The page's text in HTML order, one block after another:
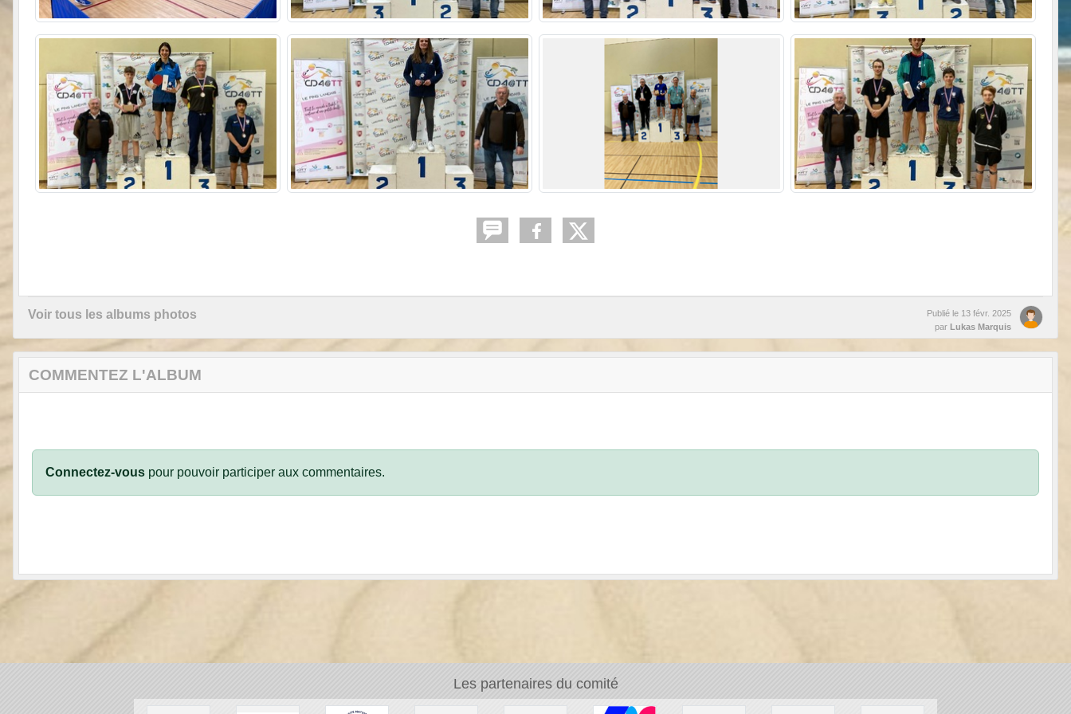
Voir tous les albums photos Publié le 13 févr. 2025
par Lukas Marquis
COMMENTEZ L'ALBUM
Connectez-vous pour pouvoir participer aux commentaires.
Les partenaires du comité